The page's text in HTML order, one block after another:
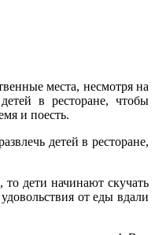
места, несмотря на
в ресторане, чтобы
и поесть.
детей в ресторане,
то дети начинают скучать
от еды вдали